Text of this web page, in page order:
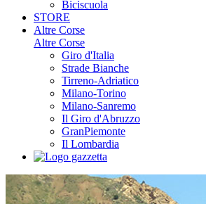
Biciscuola
STORE
Altre Corse
Altre Corse
Giro d'Italia
Strade Bianche
Tirreno-Adriatico
Milano-Torino
Milano-Sanremo
Il Giro d'Abruzzo
GranPiemonte
Il Lombardia